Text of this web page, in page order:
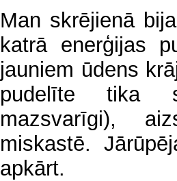
Man skrējienā
katrā enerģijas
jauniem ūdens
pudelīte tika
mazsvarīgi),
miskastē.
apkārt.